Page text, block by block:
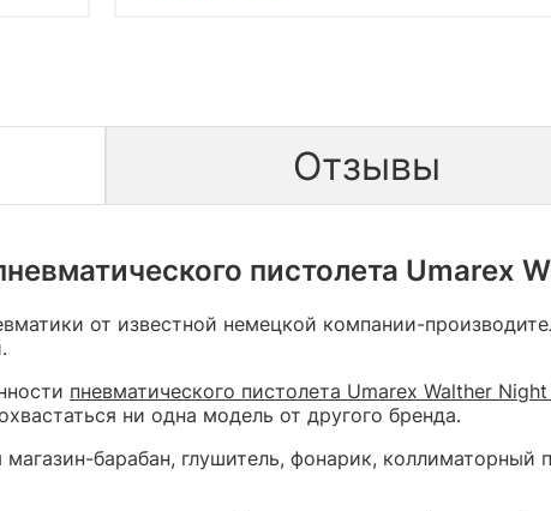
Отзывы
пистолета Umarex
от известной немецкой компании-
пневматического пистолета Umarex Walther
ни одна модель от другого бренда.
барабан, глушитель, фонарик, коллиматорный